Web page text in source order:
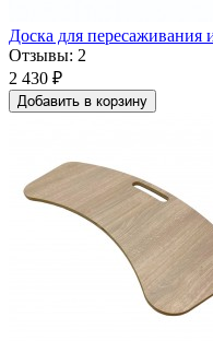
Доска для пересаживания
Отзывы: 2
2 430 ₽
Добавить в корзину